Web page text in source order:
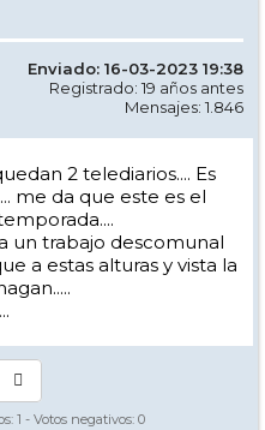
Enviado: 16-03-2023 19:38
Registrado: 19 años antes
Mensajes: 1.846
2 telediarios.... Es
me da que este es el
un trabajo descomunal
a estas alturas y vista la
1 - Votos negativos: 0